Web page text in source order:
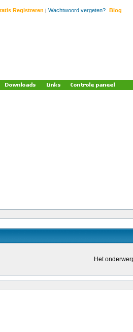
Registreren | Wachtwoord vergeten? Blog
Het